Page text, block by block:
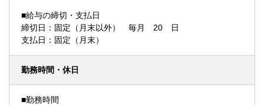
■給与の締切・支払日
締切日：固定（月末以外） 毎月 20 日
支払日：固定（月末）
勤務時間・休日
■勤務時間